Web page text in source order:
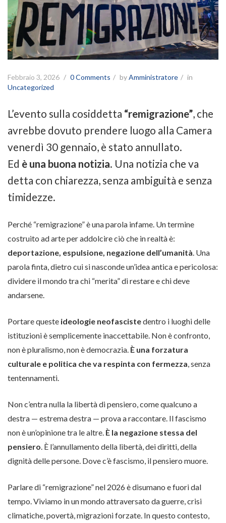
Febbraio 3, 2026 0 Comments byAmministratore
in
Uncategorized
L’evento sulla cosiddetta “remigrazione”, che
avrebbe dovuto prendere luogo alla Camera
venerdì 30 gennaio, è stato annullato.
Ed è una buona notizia. Una notizia che va
detta con chiarezza, senza ambiguità e senza
timidezze.
Perché “remigrazione” è una parola infame. Un termine
costruito ad arte per addolcire ciò che in realtà è:
deportazione, espulsione, negazione dell’umanità . Una
parola finta, dietro cui si nasconde un’idea antica e pericolosa:
dividere il mondo tra chi “merita” di restare e chi deve
andarsene.
Portare queste ideologie neofascistedentro i luoghi delle
istituzioni è semplicemente inaccettabile. Non è confronto,
non è pluralismo, non è democrazia. È una forzatura
culturale e politica che va respinta con fermezza , senza
tentennamenti.
Non c’entra nulla la libertà di pensiero, come qualcuno a
destra — estrema destra — prova a raccontare. Il fascismo
non è un’opinione tra le altre. È la negazione stessa del
pensiero . È l’annullamento della libertà, dei diritti, della
dignità delle persone. Dove c’è fascismo, il pensiero muore.
Parlare di “remigrazione” nel 2026 è disumano e fuori dal
tempo. Viviamo in un mondo attraversato da guerre, crisi
climatiche, povertà, migrazioni forzate. In questo contesto,